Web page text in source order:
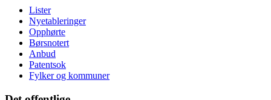
Lister
Nyetableringer
Opphørte
Børsnotert
Anbud
Patentsok
Fylker og kommuner